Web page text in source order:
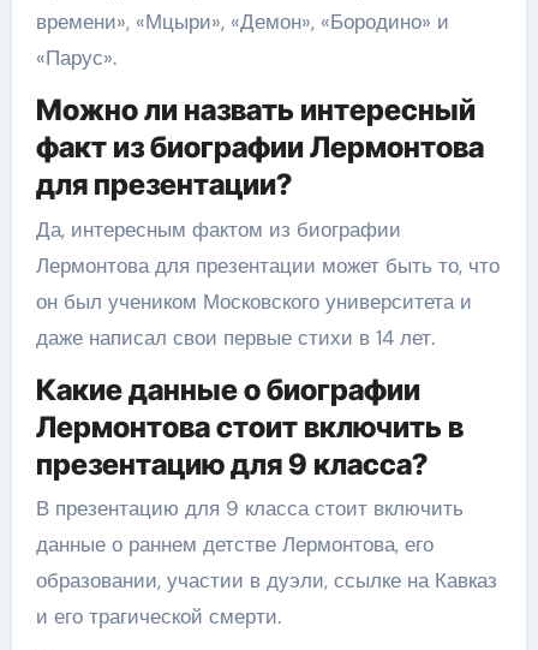
времени», «Мцыри», «Демон», «Бородино» и
«Парус».
Можно ли назвать интересный
факт из биографии Лермонтова
для презентации?
Да, интересным фактом из биографии
Лермонтова для презентации может быть то, что
он был учеником Московского университета и
даже написал свои первые стихи в 14 лет.
Какие данные о биографии
Лермонтова стоит включить в
презентацию для 9 класса?
В презентацию для 9 класса стоит включить
данные о раннем детстве Лермонтова, его
образовании, участии в дуэли, ссылке на Кавказ
и его трагической смерти.